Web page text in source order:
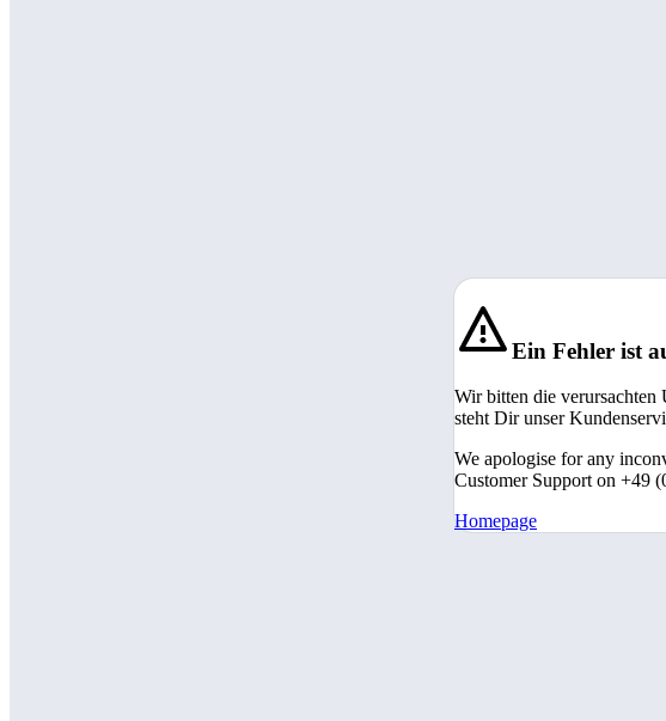
Ein Fehler ist
Wir bitten die
steht Dir unser
We apologise for any
Customer Support on +49
Homepage